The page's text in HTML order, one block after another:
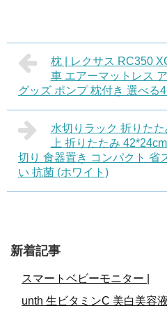
枕 | レクサス RC350
車 エアーマットレス
グッズ ポンプ 枕付き 選べる
水切りラック 折りた
上 折りたたみ
切り 食器置き コンパクト 省
い 抗菌 (ホワイト)
新着記事
スマートベビーモニター |
unth 生ビタミンC 美白美容液